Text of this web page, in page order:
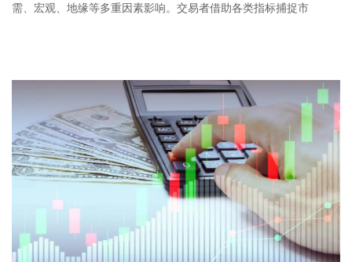
需、宏观、地缘等多重因素影响。交易者借助各类指标捕捉市